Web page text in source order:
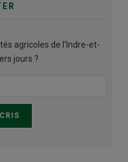
agricoles de l'Indre-et-
jours ?